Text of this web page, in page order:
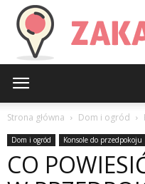
Strona główna Dom i ogród
Dom i ogród Konsole do przedpokoju
CO